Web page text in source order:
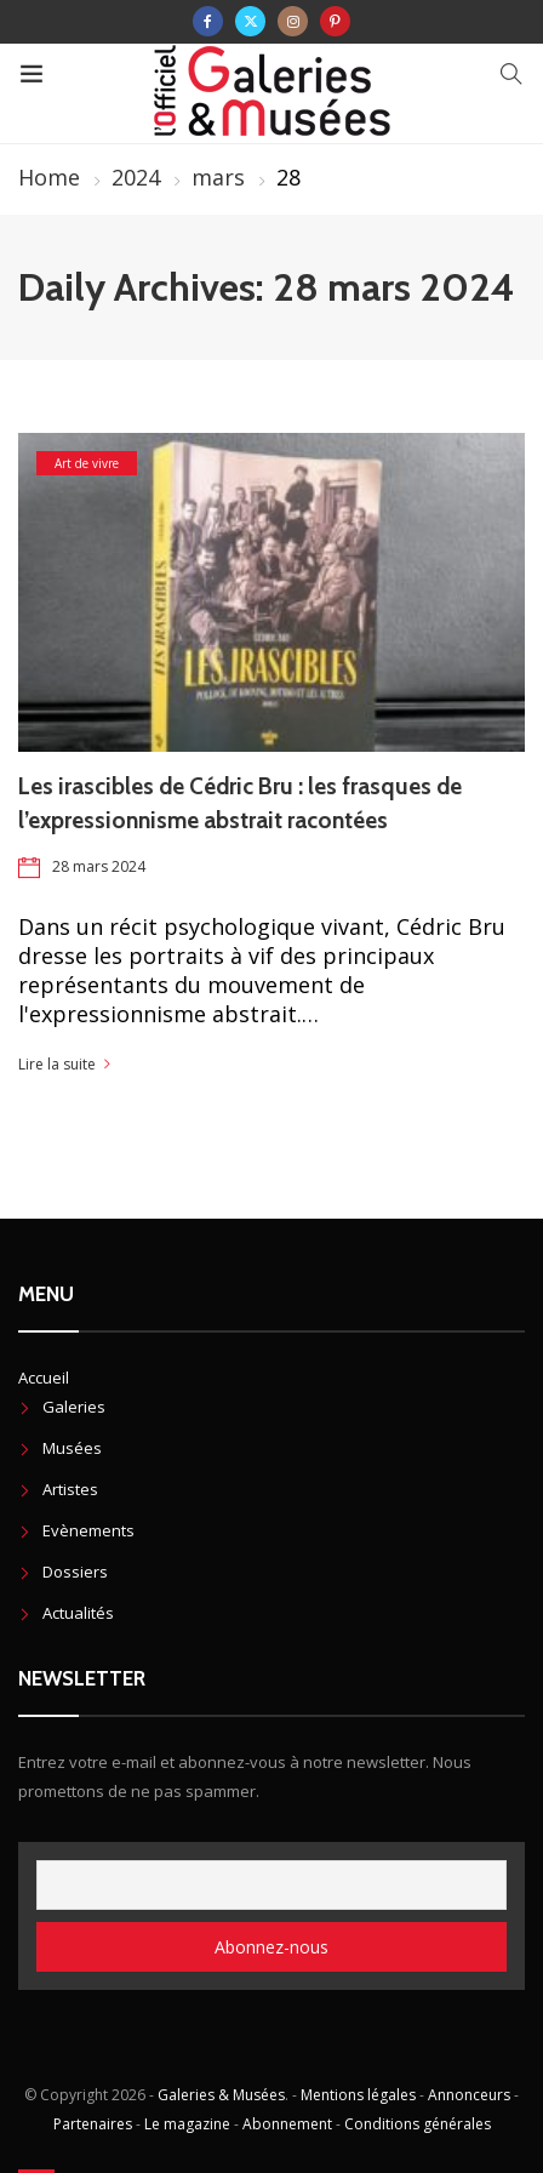
Home 2024 mars 28
Daily Archives: 28 mars 2024
Art de vivre
Les irascibles de Cédric Bru : les frasques de
l’expressionnisme abstrait racontées
28 mars 2024
Dans un récit psychologique vivant, Cédric Bru
dresse les portraits à vif des principaux
représentants du mouvement de
l'expressionnisme abstrait.…
Lire la suite
MENU
Accueil
Galeries
Musées
Artistes
Evènements
Dossiers
Actualités
NEWSLETTER
Entrez votre e-mail et abonnez-vous à notre newsletter. Nous
promettons de ne pas spammer.
© Copyright2026 - Galeries & Musées. - Mentions légales-Annonceurs-
Partenaires- Le magazine -Abonnement- Conditions générales